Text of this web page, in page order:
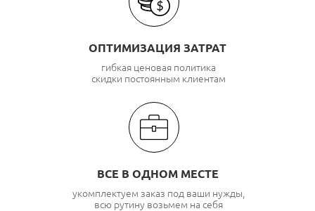
ОПТИМИЗАЦИЯ ЗАТРАТ
гибкая ценовая политика
скидки постоянным клиентам
ВСЕ В ОДНОМ МЕСТЕ
укомплектуем заказ под ваши нужды,
всю рутину возьмем на себя